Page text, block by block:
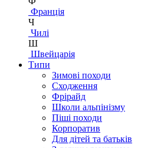
Франція
Ч
Чилі
Ш
Швейцарія
Типи
Зимові походи
Сходження
Фрірайд
Школи альпінізму
Піші походи
Корпоратив
Для дітей та батьків